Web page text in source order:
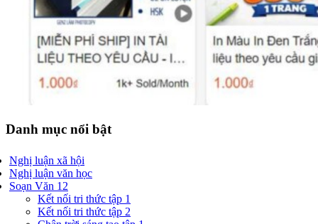
Danh mục nổi bật
Nghị luận xã hội
Nghị luận văn học
Soạn Văn 12
Kết nối tri thức tập 1
Kết nối tri thức tập 2